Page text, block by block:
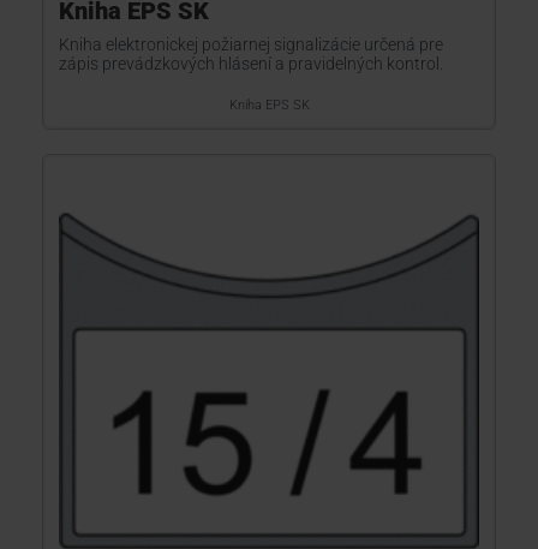
Kniha EPS SK
Kniha elektronickej požiarnej signalizácie určená pre
zápis prevádzkových hlásení a pravidelných kontrol.
Kniha EPS SK